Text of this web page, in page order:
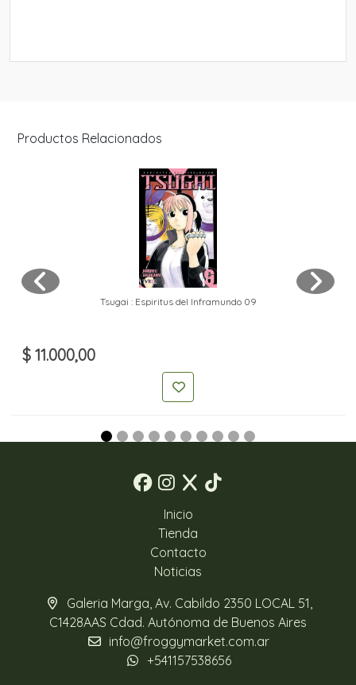
Productos Relacionados
Tsugai : Espiritus del Inframundo 09
$ 11.000,00
Inicio
Tienda
Contacto
Noticias
Galeria Marga, Av. Cabildo 2350 LOCAL 51,
C1428AAS Cdad. Autónoma de Buenos Aires
info@froggymarket.com.ar
+541157538656